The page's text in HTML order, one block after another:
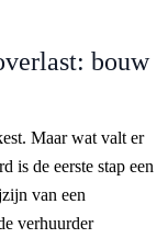
bouw
Maar wat valt er
is de eerste stap een
van een
verhuurder